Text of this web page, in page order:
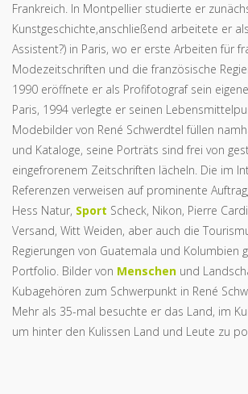
Frankreich. In Montpellier studierte er
Kunstgeschichte,anschließend arbeitete er
Assistent?) in Paris, wo er erste Arbeiten für
Modezeitschriften und die französische
1990 eröffnete er als Profifotograf sein
Paris, 1994 verlegte er seinen
Modebilder von René Schwerdtel füllen
und Kataloge, seine Porträts sind frei von
eingefrorenem Zeitschriften lächeln. Die im
Referenzen verweisen auf prominente
Hess Natur, Sport Scheck, Nikon, Pierre
Versand, Witt Weiden, aber auch die
Regierungen von Guatemala und Kolumbien
Portfolio. Bilder von Menschen und
Kubagehören zum Schwerpunkt in René
Mehr als 35-mal besuchte er das Land, im
um hinter den Kulissen Land und Leute zu